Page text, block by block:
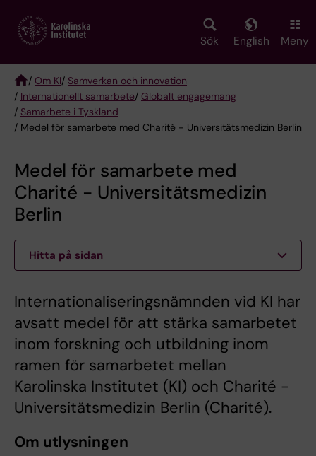
main
Sök English Meny
Breadcrumb
/ Om KI/ Samverkan och innovation
/ Internationellt samarbete/ Globalt engagemang
/ Samarbete i Tyskland
/ Medel för samarbete med Charité - Universitätsmedizin Berlin
Medel för samarbete med
Charité - Universitätsmedizin
Berlin
Hitta på sidan
Internationaliseringsnämnden vid KI har
avsatt medel för att stärka samarbetet
inom forskning och utbildning inom
ramen för samarbetet mellan
Karolinska Institutet (KI) och Charité -
Universitätsmedizin Berlin (Charité).
Om utlysningen